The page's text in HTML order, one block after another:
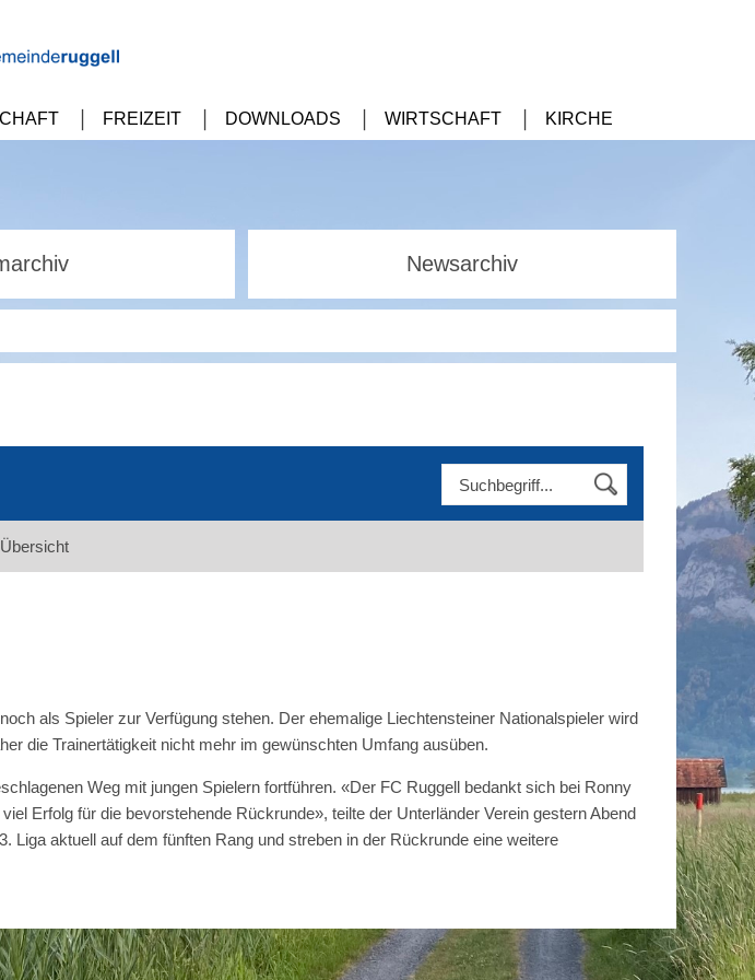
FREIZEIT DOWNLOADS WIRTSCHAFT KIRCHE
Newsarchiv
als Spieler zur Verfügung stehen. Der ehemalige Liechtensteiner Nationalspieler wird
die Trainertätigkeit nicht mehr im gewünschten Umfang ausüben.
Weg mit jungen Spielern fortführen. «Der FC Ruggell bedankt sich bei Ronny
Erfolg für die bevorstehende Rückrunde», teilte der Unterländer Verein gestern Abend
Liga aktuell auf dem fünften Rang und streben in der Rückrunde eine weitere